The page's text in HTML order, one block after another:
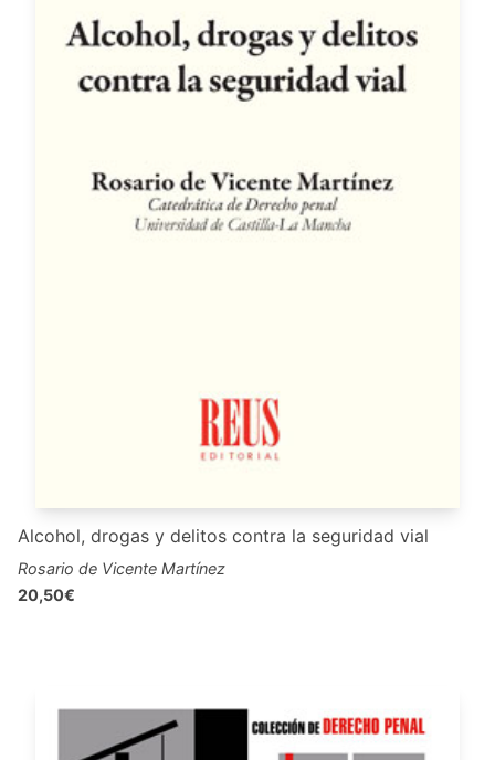
Alcohol, drogas y delitos contra la seguridad vial
Rosario de Vicente Martínez
20,50€